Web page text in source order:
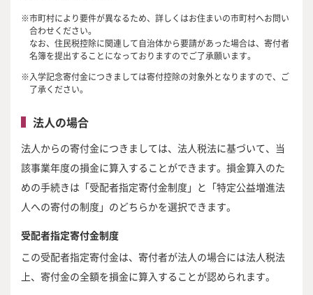
市町村により要件が異なるため、詳しくはお住まいの市町村へお問い
合わせください。
なお、住民税控除に関連して自治体から要請があった場合は、寄付者
名簿を提出することになっておりますのでご了承願います。
入学記念寄付金につきましては寄付控除の対象外となりますので、ご
了承ください。
法人の場合
法人からの寄付金につきましては、法人税法に基づいて、当
該事業年度の損金に算入することができます。損金算入のた
めの手続きは「受配者指定寄付金制度」と「特定公益増進法
人への寄付の制度」のどちらかを選択できます。
受配者指定寄付金制度
この受配者指定寄付金は、寄付者が法人の場合には法人税法
上、寄付金の全額を損金に算入することが認められます。